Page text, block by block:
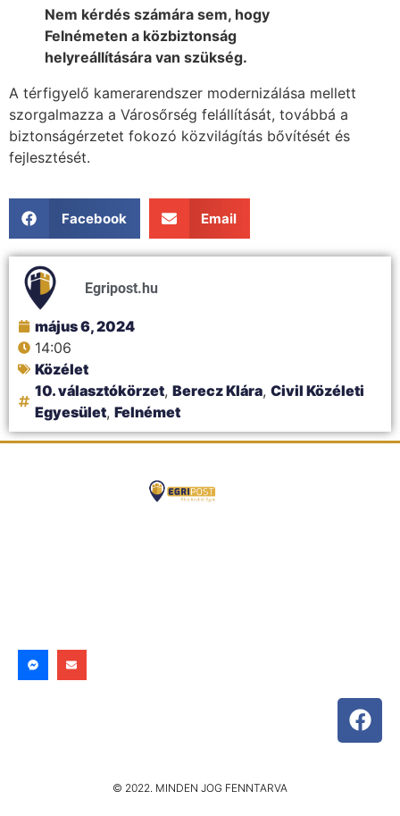
Nem kérdés számára sem, hogy
Felnémeten a közbiztonság
helyreállítására van szükség.
A térfigyelő kamerarendszer modernizálása mellett
szorgalmazza a Városőrség felállítását, továbbá a
biztonságérzetet fokozó közvilágítás bővítését és
fejlesztését.
Facebook Email
Egripost.hu
május 6, 2024
14:06
Közélet
10. választókörzet, Berecz Klára, Civil Közéleti
Egyesület, Felnémet
© 2022. MINDEN JOG FENNTARVA